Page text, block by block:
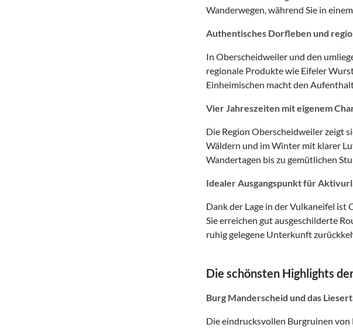
Wanderwegen, während Sie in
Authentisches Dorfleben und
In Oberscheidweiler und den
regionale Produkte wie Eifeler
Einheimischen macht den
Vier Jahreszeiten mit eigenem
Die Region Oberscheidweiler zeigt
Wäldern und im Winter mit klarer
Wandertagen bis zu gemütlichen
Idealer Ausgangspunkt für
Dank der Lage in der Vulkaneifel
Sie erreichen gut ausgeschilderte
ruhig gelegene Unterkunft
Die schönsten Highlights
Burg Manderscheid und das
Die eindrucksvollen Burgruinen